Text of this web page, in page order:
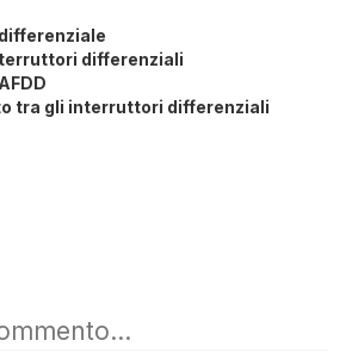
differenziali
tra gli interruttori differenziali